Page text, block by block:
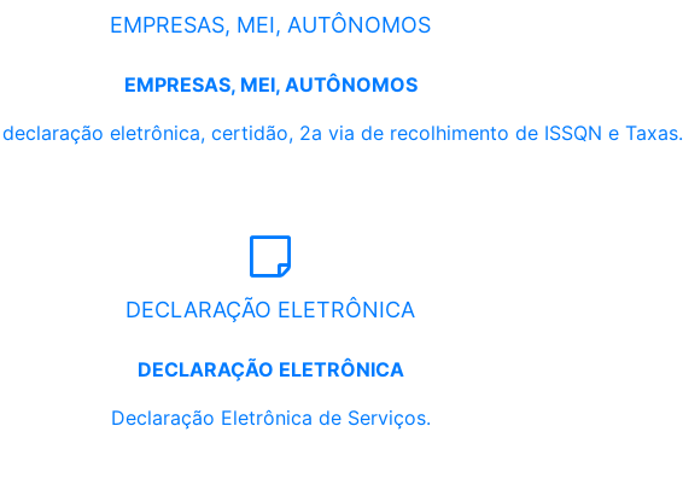
EMPRESAS, MEI, AUTÔNOMOS
EMPRESAS, MEI, AUTÔNOMOS
eletrônica, certidão, 2a via de recolhimento de ISSQN e Taxas.
DECLARAÇÃO ELETRÔNICA
DECLARAÇÃO ELETRÔNICA
Declaração Eletrônica de Serviços.